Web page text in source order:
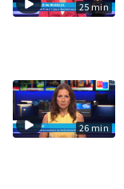
25 min
26 min